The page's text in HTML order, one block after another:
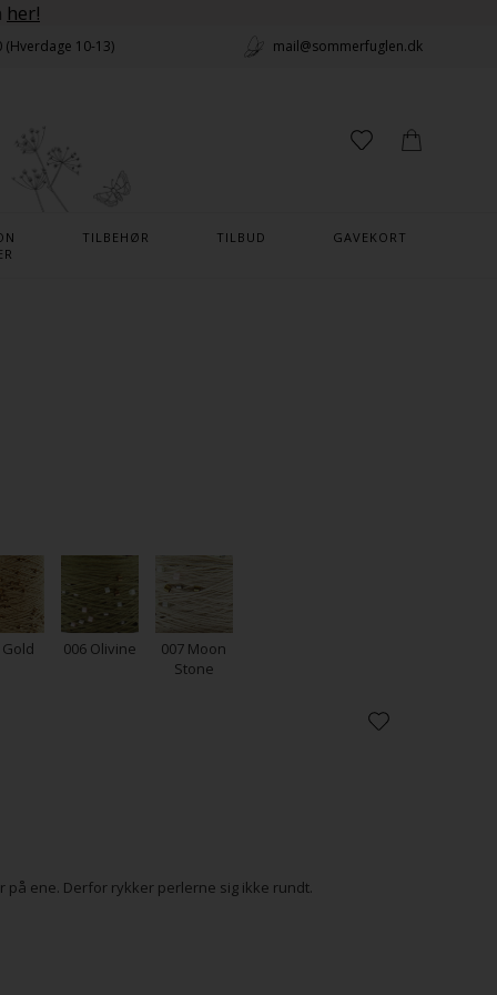
her!
(Hverdage 10-13) mail@sommerfuglen.dk
TILBEHØR TILBUD GAVEKORT
Gold 006 Olivine
007 Moon
Stone
ene. Derfor rykker perlerne sig ikke rundt.